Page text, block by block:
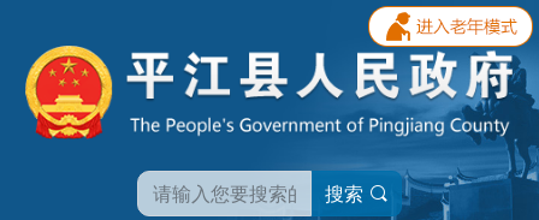
搜索